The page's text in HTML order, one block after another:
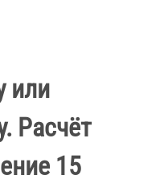
или
Расчёт
15